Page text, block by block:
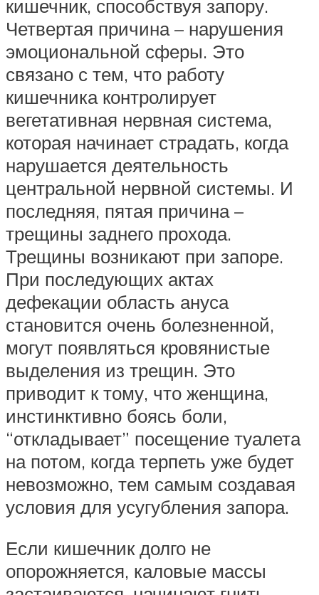
кишечник, способствуя запору.
Четвертая причина – нарушения
эмоциональной сферы. Это
связано с тем, что работу
кишечника контролирует
вегетативная нервная система,
которая начинает страдать, когда
нарушается деятельность
центральной нервной системы. И
последняя, пятая причина –
трещины заднего прохода.
Трещины возникают при запоре.
При последующих актах
дефекации область ануса
становится очень болезненной,
могут появляться кровянистые
выделения из трещин. Это
приводит к тому, что женщина,
инстинктивно боясь боли,
“откладывает” посещение туалета
на потом, когда терпеть уже будет
невозможно, тем самым создавая
условия для усугубления запора.
Если кишечник долго не
опорожняется, каловые массы